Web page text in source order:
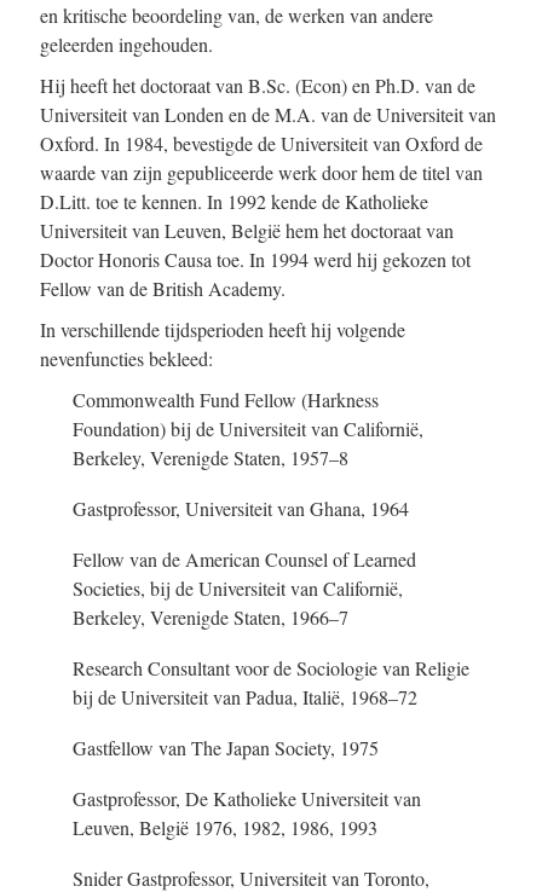
en kritische beoordeling van, de werken van andere
geleerden ingehouden.
Hij heeft het doctoraat van B.Sc. (Econ) en Ph.D. van de
Universiteit van Londen en de M.A. van de Universiteit van
Oxford. In 1984, bevestigde de Universiteit van Oxford de
waarde van zijn gepubliceerde werk door hem de titel van
D.Litt. toe te kennen. In 1992 kende de Katholieke
Universiteit van Leuven, België hem het doctoraat van
Doctor Honoris Causa toe. In 1994 werd hij gekozen tot
Fellow van de British Academy.
In verschillende tijdsperioden heeft hij volgende
nevenfuncties bekleed:
Commonwealth Fund Fellow (Harkness
Foundation) bij de Universiteit van Californië,
Berkeley, Verenigde Staten, 1957–8
Gastprofessor, Universiteit van Ghana, 1964
Fellow van de American Counsel of Learned
Societies, bij de Universiteit van Californië,
Berkeley, Verenigde Staten, 1966–7
Research Consultant voor de Sociologie van Religie
bij de Universiteit van Padua, Italië, 1968–72
Gastfellow van The Japan Society, 1975
Gastprofessor, De Katholieke Universiteit van
Leuven, België 1976, 1982, 1986, 1993
Snider Gastprofessor, Universiteit van Toronto,